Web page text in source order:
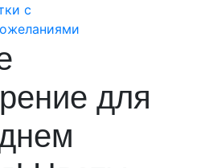
для